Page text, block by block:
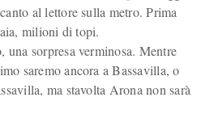
al lettore sulla metro. Prima
milioni di topi.
una sorpresa verminosa. Mentre
saremo ancora a Bassavilla, o
ma stavolta Arona non sarà